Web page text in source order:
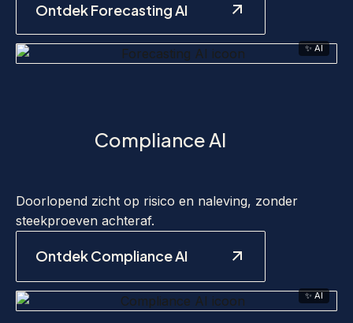
Ontdek Forecasting AI
✨ AI
Compliance AI
Doorlopend zicht op risico en naleving, zonder
steekproeven achteraf.
Ontdek Compliance AI
✨ AI